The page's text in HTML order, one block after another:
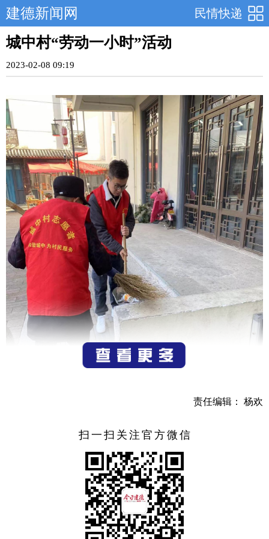
民情快递
建德新闻网
城中村“劳动一小时”活动
2023-02-08 09:19
1月8日，由建德市委宣传部主办，寿昌镇人民政府承办
的“劳动一小时”活动在寿昌镇城中村村文化礼堂开展（举
办。）城中村两委组织党员及自愿者开展劳动一小时活动。
责任编辑： 杨欢
扫一扫关注官方微信